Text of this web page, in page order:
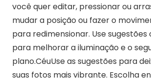
você quer editar, pressionar ou
mudar a posição ou fazer o
para redimensionar. Use sugestões
para melhorar a iluminação e o
plano.CéuUse as sugestões para
suas fotos mais vibrante. Escolha